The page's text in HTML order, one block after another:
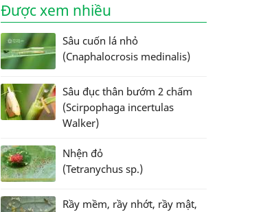
Được xem nhiều
Sâu cuốn lá nhỏ
(Cnaphalocrosis medinalis)
Sâu đục thân bướm 2 chấm
(Scirpophaga incertulas
Walker)
Nhện đỏ
(Tetranychus sp.)
Rầy mềm, rầy nhớt, rầy mật,